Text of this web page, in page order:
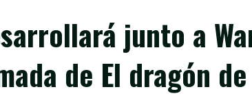
junto a
de El dragón de